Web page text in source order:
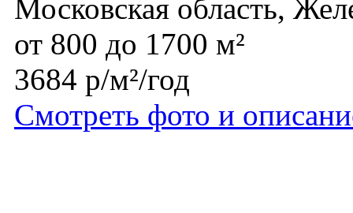
Московская область,
от 800 до 1700 м²
3684 р/м²/год
Смотреть фото и